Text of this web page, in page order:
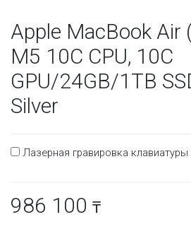
Apple MacBook Air
M5 10C CPU, 10C
GPU/24GB/1TB
Silver
Лазерная гравировка клавиатуры
986 100 ₸